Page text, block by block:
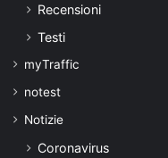
Recensioni
Testi
myTraffic
notest
Notizie
Coronavirus